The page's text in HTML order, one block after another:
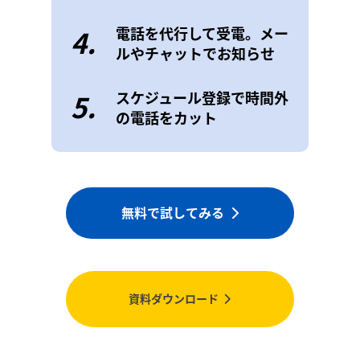
4.
電話を代行して受電。メー
ルやチャットでお知らせ
5.
スケジュール登録で時間外
の電話をカット
無料で試してみる
資料ダウンロード